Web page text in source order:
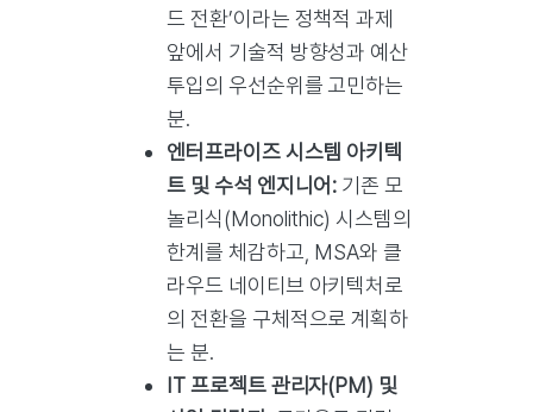
드 전환’이라는 정책적 과제
앞에서 기술적 방향성과 예산
투입의 우선순위를 고민하는
분.
엔터프라이즈 시스템 아키텍
트 및 수석 엔지니어: 기존 모
놀리식(Monolithic) 시스템의
한계를 체감하고, MSA와 클
라우드 네이티브 아키텍처로
의 전환을 구체적으로 계획하
는 분.
IT 프로젝트 관리자(PM) 및